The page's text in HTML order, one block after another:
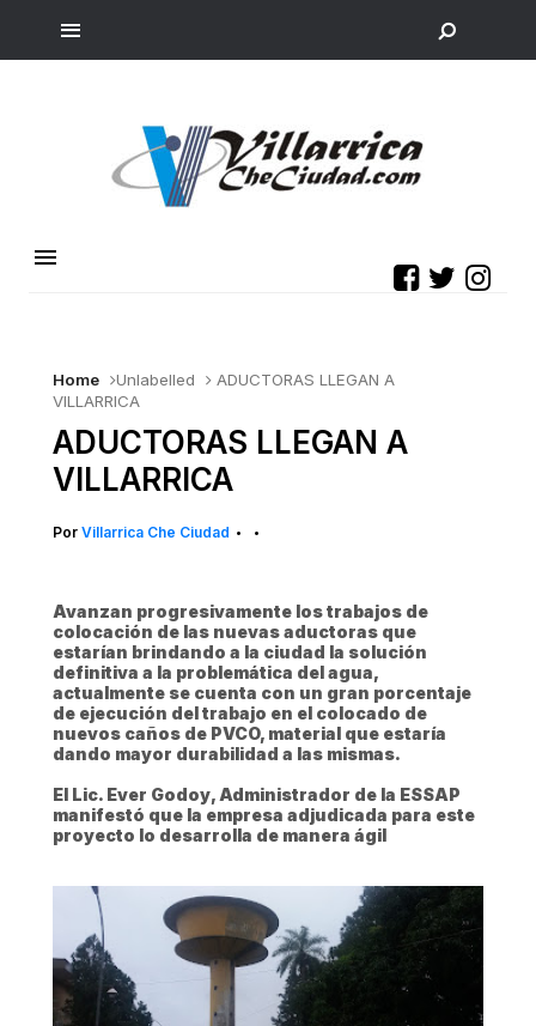
Home Unlabelled
ADUCTORAS LLEGAN A
VILLARRICA
ADUCTORAS LLEGAN A
VILLARRICA
Por Villarrica Che Ciudad • •
Avanzan progresivamente los trabajos de
colocación de las nuevas aductoras que
estarían brindando a la ciudad la solución
definitiva a la problemática del agua,
actualmente se cuenta con un gran porcentaje
de ejecución del trabajo en el colocado de
nuevos caños de PVCO, material que estaría
dando mayor durabilidad a las mismas.
El Lic. Ever Godoy, Administrador de la ESSAP
manifestó que la empresa adjudicada para este
proyecto lo desarrolla de manera ágil